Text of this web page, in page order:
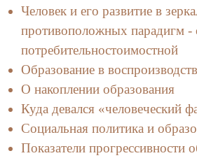
Человек и его развитие в
противоположных парадигм -
потребительностоимостной
Образование в
О накоплении образования
Куда девался «человеческий
Социальная политика и
Показатели прогрессивности